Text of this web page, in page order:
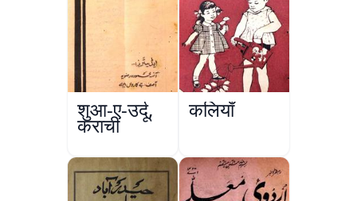
शुआ-ए-उर्दू,
कराची
कलियाँ